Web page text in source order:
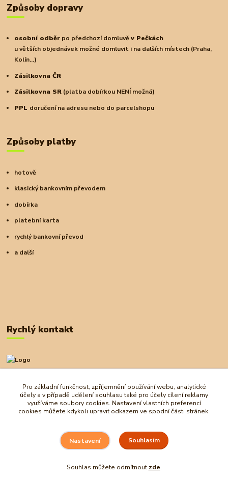
Pro základní funkčnost, zpříjemnění používání webu, analytické
účely a v případě udělení souhlasu také pro účely cílení reklamy
využíváme soubory cookies. Nastavení vlastních preferencí
cookies můžete kdykoli upravit odkazem ve spodní části stránek.
Nastavení Souhlasím
Souhlas můžete odmítnout zde.
Způsoby dopravy
osobní odběr po předchozí domluvěv Pečkách
u větších objednávek možné domluvit i na dalších místech (Praha,
Kolín...)
Zásilkovna ČR
Zásilkovna SR (platba dobírkou NENÍ možná)
PPL doručení na adresu nebo do parcelshopu
Způsoby platby
hotově
klasický bankovním převodem
dobírka
platební karta
rychlý bankovní převod
a další
Rychlý kontakt
+420 727 972 830
obchod@ostrovherahlavolamu.cz
Vytvořeno na Eshop-rychle.cz
Pro základní funkčnost, zpříjemnění používání webu, analytické
účely a v případě udělení souhlasu také pro účely cílení reklamy
využíváme soubory cookies. Nastavení vlastních preferencí
cookies můžete kdykoli upravit odkazem ve spodní části stránek.
Nastavení Souhlasím
Souhlas můžete odmítnout zde.